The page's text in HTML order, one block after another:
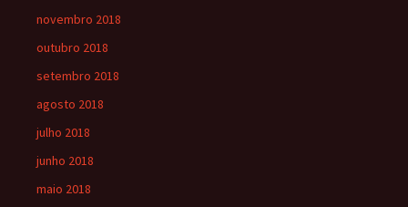
novembro 2018
outubro 2018
setembro 2018
agosto 2018
julho 2018
junho 2018
maio 2018